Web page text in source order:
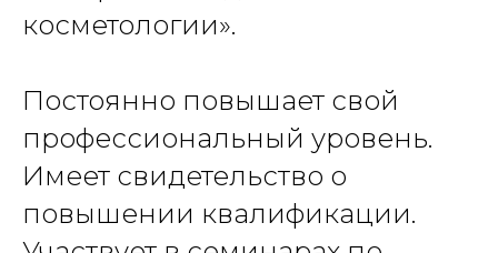
косметологии».
Постоянно повышает свой
профессиональный уровень.
Имеет свидетельство о
повышении квалификации.